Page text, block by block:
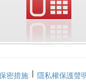
密措施 隱私權保護聲